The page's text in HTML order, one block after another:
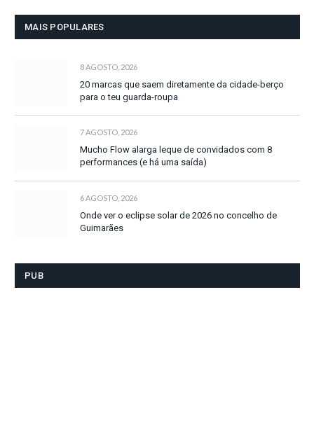
MAIS POPULARES
8 AGOSTO, 2026
20 marcas que saem diretamente da cidade-berço
para o teu guarda-roupa
7 AGOSTO, 2026
Mucho Flow alarga leque de convidados com 8
performances (e há uma saída)
6 AGOSTO, 2026
Onde ver o eclipse solar de 2026 no concelho de
Guimarães
PUB